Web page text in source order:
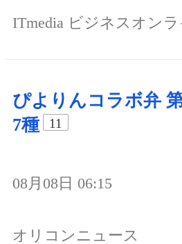
ITmedia ビジネスオン
ぴよりんコラボ弁
7種
11
08月08日 06:15
オリコンニュース